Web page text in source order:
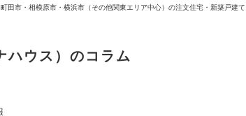
ウス）のコラム